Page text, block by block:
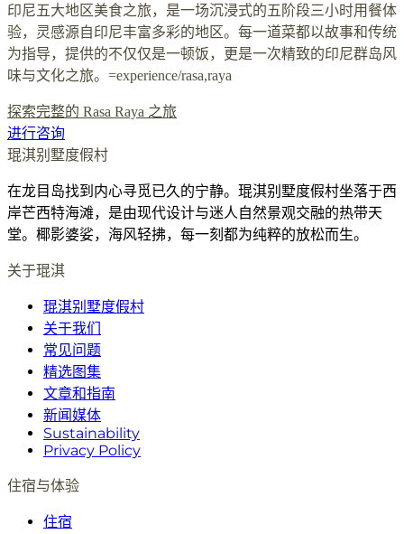
印尼五大地区美食之旅，是一场沉浸式的五阶段三小时用餐体
验，灵感源自印尼丰富多彩的地区。每一道菜都以故事和传统
为指导，提供的不仅仅是一顿饭，更是一次精致的印尼群岛风
味与文化之旅。=experience/rasa,raya
探索完整的 Rasa Raya 之旅
进行咨询
琨淇别墅度假村
在龙目岛找到内心寻觅已久的宁静。琨淇别墅度假村坐落于西
岸芒西特海滩，是由现代设计与迷人自然景观交融的热带天
堂。椰影婆娑，海风轻拂，每一刻都为纯粹的放松而生。
关于琨淇
琨淇别墅度假村
关于我们
常见问题
精选图集
文章和指南
新闻媒体
Sustainability
Privacy Policy
住宿与体验
住宿